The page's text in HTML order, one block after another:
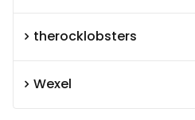
therocklobsters
Wexel